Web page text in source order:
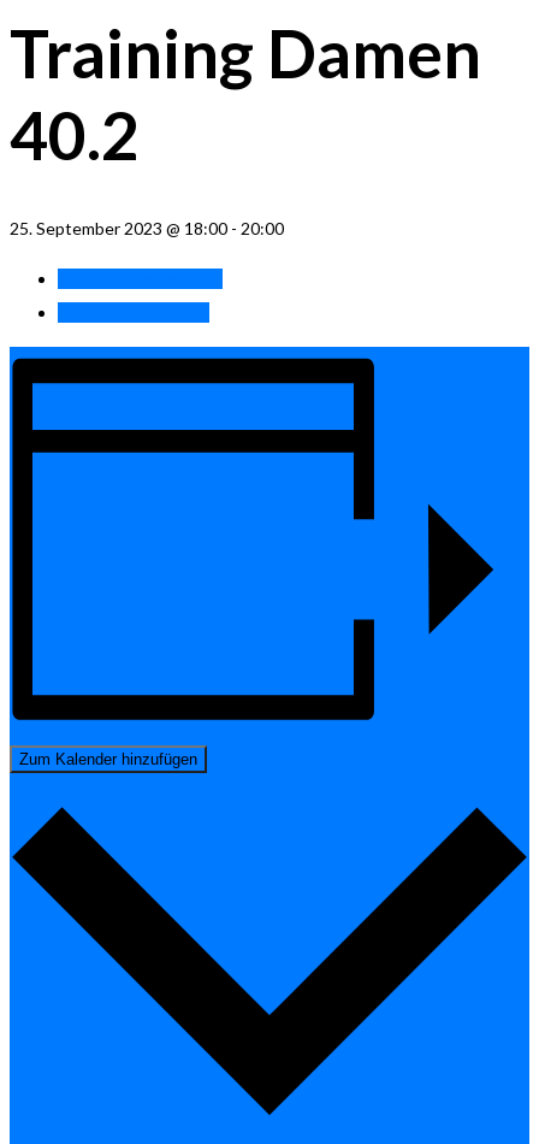
Training Damen
40.2
25. September 2023 @ 18:00 - 20:00
Zum Kalender hinzufügen